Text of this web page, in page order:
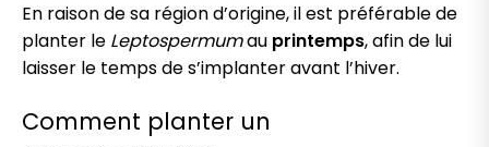
En raison de sa région d’origine, il est préférable de
planter le Leptospermumau printemps, afin de lui
laisser le temps de s’implanter avant l’hiver.
Comment planter un